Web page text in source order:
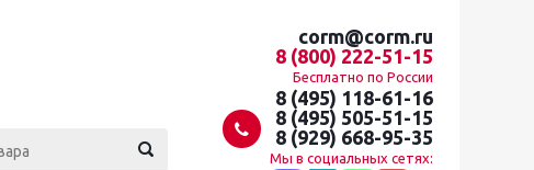
corm@corm.ru
8 (800) 222-51-15
Бесплатно по России
8 (495) 118-61-16
8 (495) 505-51-15
8 (929) 668-95-35
Мы в социальных сетях: